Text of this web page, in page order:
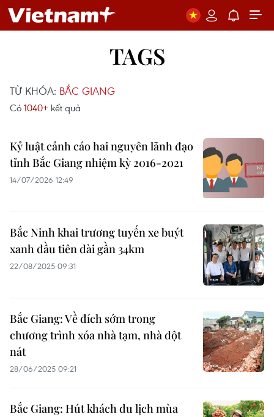
TAGS
TỪ KHÓA: BẮC GIANG
Có 1040+ kết quả
Kỷ luật cảnh cáo hai nguyên lãnh đạo
tỉnh Bắc Giang nhiệm kỳ 2016-2021
14/07/2026 12:49
Bắc Ninh khai trương tuyến xe buýt
xanh đầu tiên dài gần 34km
22/08/2025 09:31
Bắc Giang: Về đích sớm trong
chương trình xóa nhà tạm, nhà dột
nát
28/06/2025 09:21
Bắc Giang: Hút khách du lịch mùa